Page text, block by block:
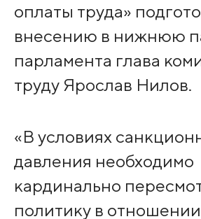
оплаты труда»
внесению в нижнюю
парламента глава
труду Ярослав Нилов.
«В условиях
давления необходимо
кардинально
политику в